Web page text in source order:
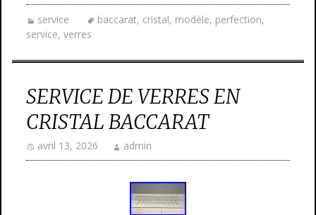
service baccarat, cristal, modèle, perfection,
service, verres
SERVICE DE VERRES EN
CRISTAL BACCARAT
avril 13, 2026 admin